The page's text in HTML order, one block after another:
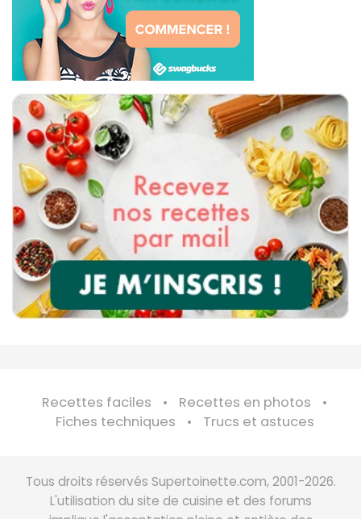
Recettes faciles
Recettes en photos
Fiches techniques
Trucs et astuces
Tous droits réservés Supertoinette.com, 2001-2026.
L'utilisation du site de cuisine et des forums